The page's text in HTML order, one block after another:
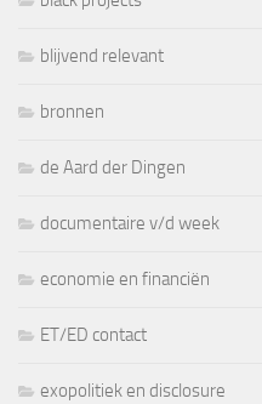
blijvend relevant
bronnen
de Aard der Dingen
documentaire v/d week
economie en financiën
ET/ED contact
exopolitiek en disclosure